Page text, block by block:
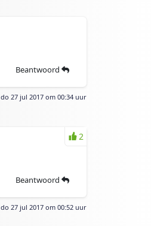
Beantwoord
do 27 jul 2017 om 00:34 uur
Beantwoord
do 27 jul 2017 om 00:52 uur
2